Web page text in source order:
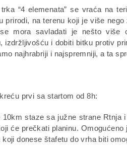
“4 elemenata” se vraća na
prirodi, na terenu koji je više
mora savladati je nešto više
izdržljivošću i dobiti bitku protiv
najhrabriji i najspremniji, a ta
prvi sa startom od 8h:
10km staze sa južne strane
će prečkati planinu.
donese štafetu do vrha biti